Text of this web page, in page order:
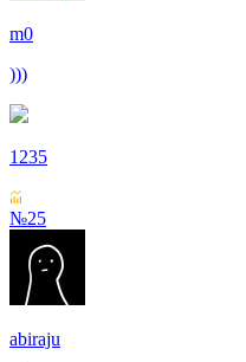
m0
)))
1235
№25
abiraju